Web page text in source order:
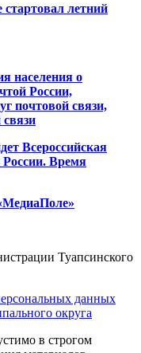
летний
населения о
России,
почтовой связи,
Всероссийская
России. Время
Туапсинского
данных
округа
в строгом